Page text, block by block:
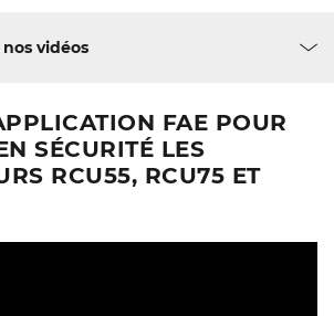
vidéos
FAE POUR
SÉCURITÉ LES
RCU55, RCU75 ET